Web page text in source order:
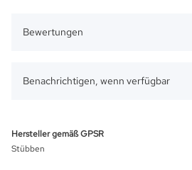
Bewertungen
Benachrichtigen, wenn verfügbar
Hersteller gemäß GPSR
Stübben